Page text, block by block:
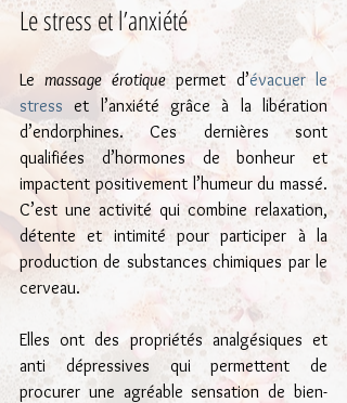
Le stress et l’anxiété
Le massage érotique permet d’évacuer le
stress et l’anxiété grâce à la libération
d’endorphines. Ces dernières sont
qualifiées d’hormones de bonheur et
impactent positivement l’humeur du massé.
C’est une activité qui combine relaxation,
détente et intimité pour participer à la
production de substances chimiques par le
cerveau.
Elles ont des propriétés analgésiques et
anti dépressives qui permettent de
procurer une agréable sensation de bien-